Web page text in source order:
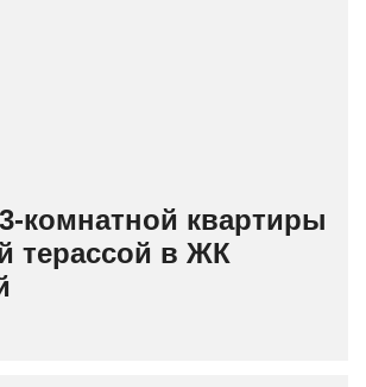
квартиры
терассой в ЖК